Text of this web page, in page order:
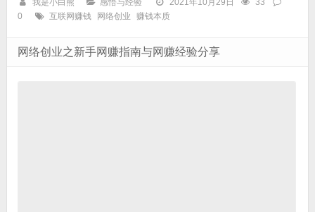
我是小白熊 感悟与经验 2021年10月29日
33
0
互联网赚钱 网络创业 赚钱本质
网络创业之新手网赚指南与网赚经验分享